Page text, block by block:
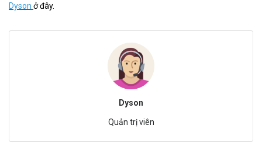
Dyson ở đây.
Dyson
Quản trị viên